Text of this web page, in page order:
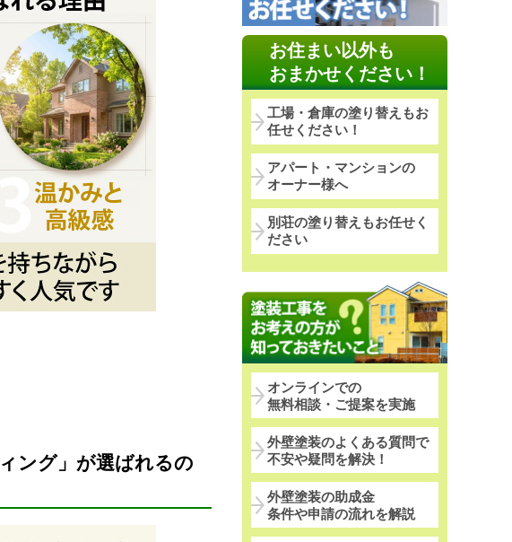
ング」が選ばれるの
お住まい以外も
おまかせください！
工場・倉庫の塗り替えもお
任せください！
アパート・マンションの
オーナー様へ
別荘の塗り替えもお任せく
ださい
オンラインでの
無料相談・ご提案を実施
外壁塗装のよくある質問で
不安や疑問を解決！
外壁塗装の助成金
条件や申請の流れを解説